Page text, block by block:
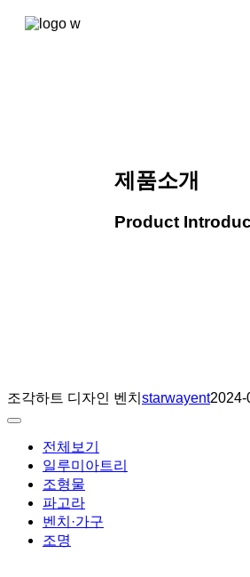
콘텐츠로
건너뛰기
제품소개
Product
조각하트 디자인 벤치 starwayent2024-
Toggle
Navigation전체보기
일루미아트리
조형물
파고라
벤치·가구
조명